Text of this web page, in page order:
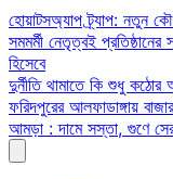
Skip
to
content
হোয়াটসঅ্যাপ ট্র্যাপ: নতুন
সমমর্মী নেতৃত্বই প্রতিষ্ঠানের
হিসেবে
দুর্নীতি থামাতে কি শুধু
ফরিদপুরের আলফাডাঙ্গায়
আমড়া : দামে সস্তা, গুণে